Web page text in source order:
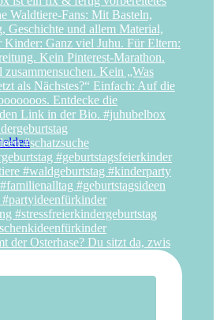
der Osterhase? Du sitzt da, zwis